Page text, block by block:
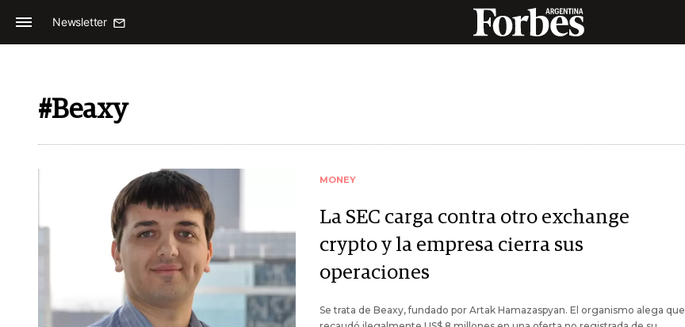
Newsletter
#Beaxy
MONEY
La SEC carga contra otro exchange
crypto y la empresa cierra sus
operaciones
Se trata de Beaxy, fundado por Artak Hamazaspyan. El organismo alega que